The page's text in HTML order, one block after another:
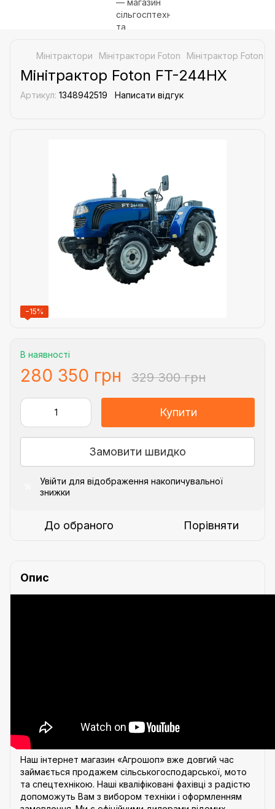
Мінітрактори Мінітрактори Foton Мінітрактор Foton
Мінітрактор Foton FT-244HX
Артикул: 1348942519 Написати відгук
−15%
В наявності
280 350 грн 329 300 грн
Купити
Замовити швидко
Увійти для відображення накопичувальної
знижки
До обраного Порівняти
Опис
Наш інтернет магазин «Агрошоп» вже довгий час
займається продажем сільськогосподарської, мото
та спецтехнікою. Наші кваліфіковані фахівці з радістю
допоможуть Вам з вибором техніки і оформленням